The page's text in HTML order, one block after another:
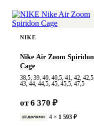
NIKE
Nike Air Zoom Spiridon
Cage
38,5, 39, 40, 40,5, 41, 42, 42,5,
43, 44, 44,5, 45, 45,5, 47,5
от 6 370 ₽
4 × 1 593 ₽